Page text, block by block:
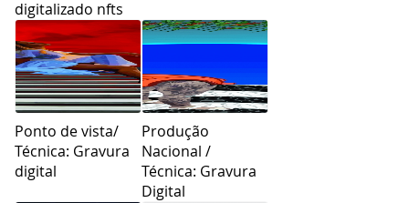
digitalizado nfts
Ponto de vista/
Técnica: Gravura
digital
Produção
Nacional /
Técnica: Gravura
Digital